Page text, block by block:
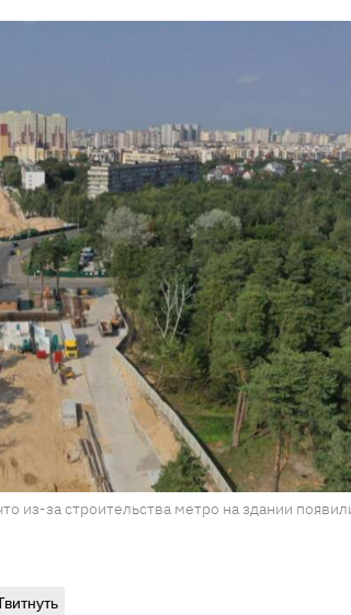
из-за строительства метро на здании